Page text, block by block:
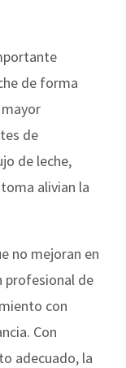
de forma
de
de leche,
alivian la
no mejoran en
profesional de
con
Con
adecuado, la